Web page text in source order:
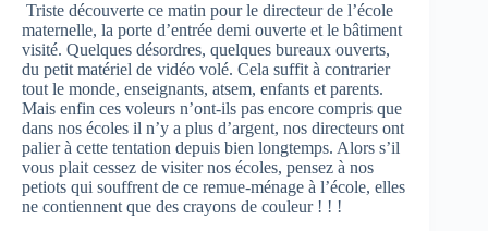
Triste découverte ce matin pour le directeur de l’école
maternelle, la porte d’entrée demi ouverte et le bâtiment
visité. Quelques désordres, quelques bureaux ouverts,
du petit matériel de vidéo volé. Cela suffit à contrarier
tout le monde, enseignants, atsem, enfants et parents.
Mais enfin ces voleurs n’ont-ils pas encore compris que
dans nos écoles il n’y a plus d’argent, nos directeurs ont
palier à cette tentation depuis bien longtemps. Alors s’il
vous plait cessez de visiter nos écoles, pensez à nos
petiots qui souffrent de ce remue-ménage à l’école, elles
ne contiennent que des crayons de couleur ! ! !